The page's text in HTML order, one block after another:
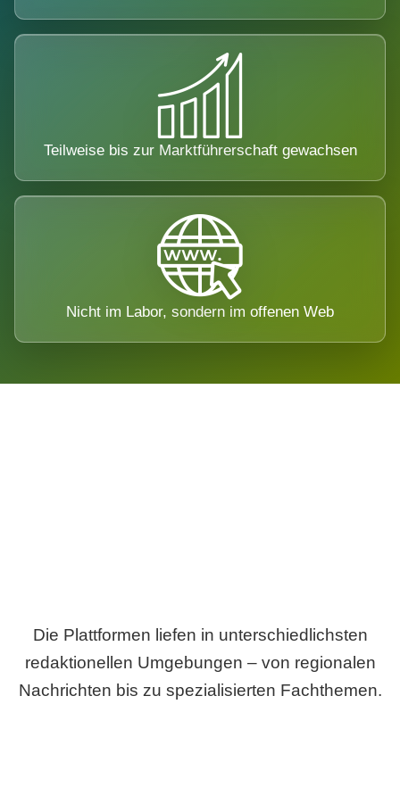
Teilweise bis zur Marktführerschaft gewachsen
Nicht im Labor, sondern im offenen Web
Die Plattformen liefen in unterschiedlichsten
redaktionellen Umgebungen – von regionalen
Nachrichten bis zu spezialisierten Fachthemen.